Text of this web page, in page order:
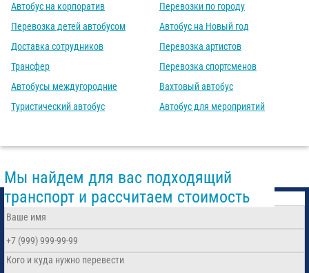
Автобус на корпоратив
Перевозка детей автобусом
Доставка сотрудников
Трансфер
Автобусы междугородние
Туристический автобус
Перевозки по городу
Автобус на Новый год
Перевозка артистов
Перевозка спортсменов
Вахтовый автобус
Автобус для мероприятий
Мы найдем для вас подходящий
транспорт и рассчитаем стоимость